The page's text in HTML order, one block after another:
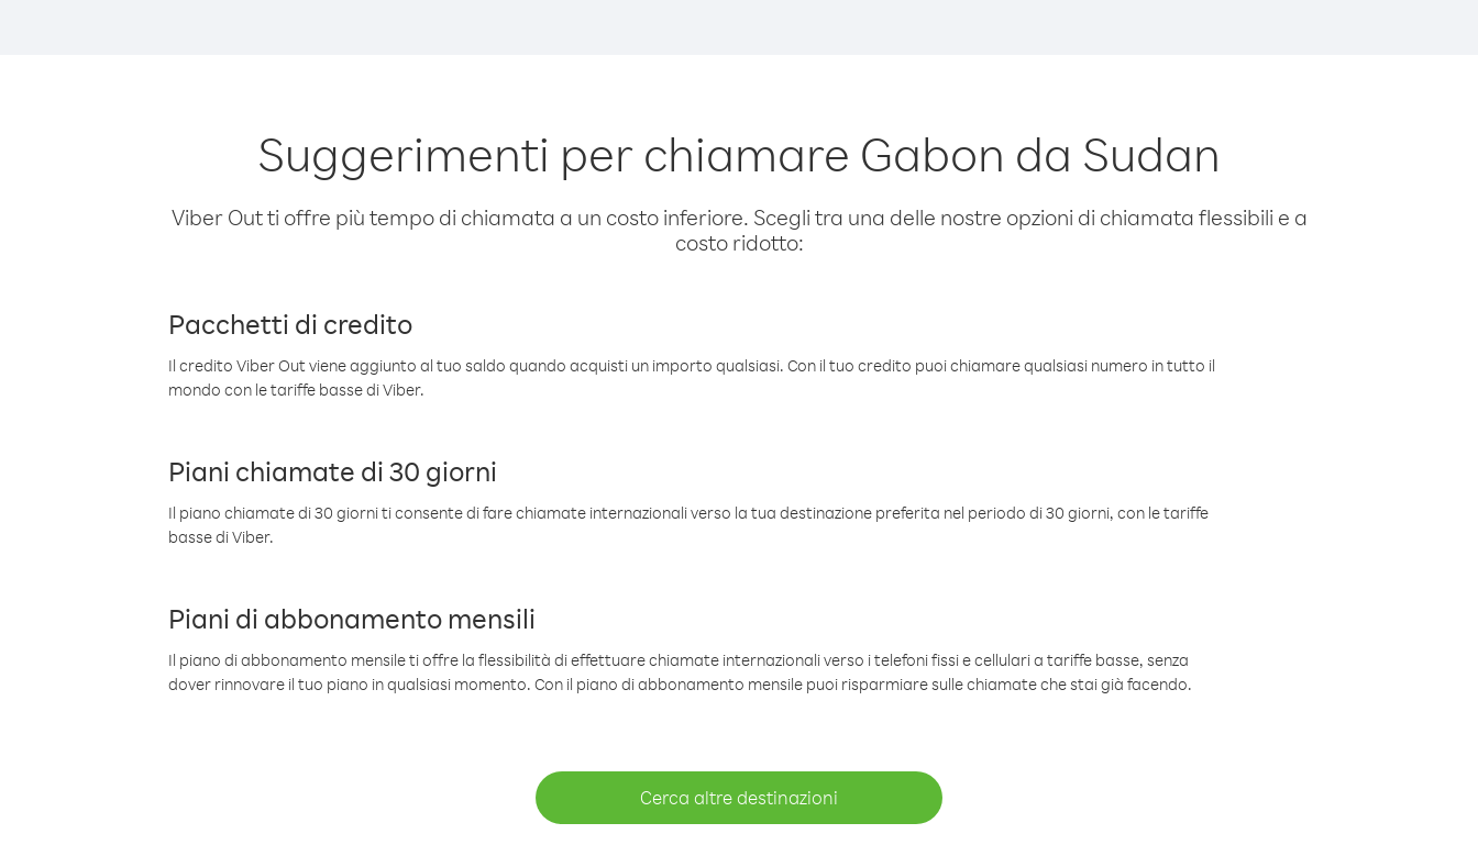
Suggerimenti per chiamare Gabon da Sudan
Viber Out ti offre più tempo di chiamata a un costo inferiore. Scegli tra una delle nostre opzioni di chiamata flessibili e a
costo ridotto:
Pacchetti di credito
Il credito Viber Out viene aggiunto al tuo saldo quando acquisti un importo qualsiasi. Con il tuo credito puoi chiamare qualsiasi numero in tutto il
mondo con le tariffe basse di Viber.
Piani chiamate di 30 giorni
Il piano chiamate di 30 giorni ti consente di fare chiamate internazionali verso la tua destinazione preferita nel periodo di 30 giorni, con le tariffe
basse di Viber.
Piani di abbonamento mensili
Il piano di abbonamento mensile ti offre la flessibilità di effettuare chiamate internazionali verso i telefoni fissi e cellulari a tariffe basse, senza
dover rinnovare il tuo piano in qualsiasi momento. Con il piano di abbonamento mensile puoi risparmiare sulle chiamate che stai già facendo.
Cerca altre destinazioni